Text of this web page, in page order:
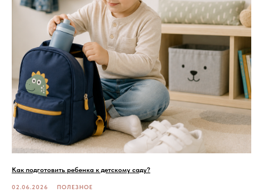
Как подготовить ребенка к детскому саду?
02.06.2026 ПОЛЕЗНОЕ